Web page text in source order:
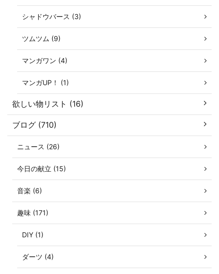
シャドウバース (3)
ツムツム (9)
マンガワン (4)
マンガUP！ (1)
欲しい物リスト (16)
ブログ (710)
ニュース (26)
今日の献立 (15)
音楽 (6)
趣味 (171)
DIY (1)
ダーツ (4)